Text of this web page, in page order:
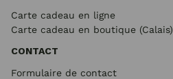
Carte cadeau en ligne
Carte cadeau en boutique (Calais)
CONTACT
Formulaire de contact